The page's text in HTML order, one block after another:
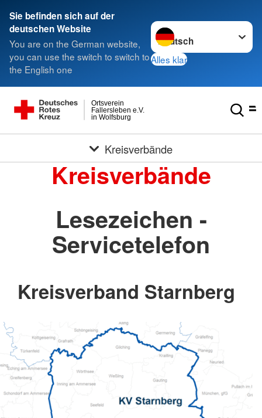
Sie befinden sich auf der
deutschen Website
You are on the German website,
you can use the switch to switch to
the English one
Sprache wechseln zu
Alles klar
in Wolfsburg
Fallersleben e.V.
Ortsverein
Kreisverbände
Kreisverbände
Lesezeichen -
Servicetelefon
Kreisverband Starnberg